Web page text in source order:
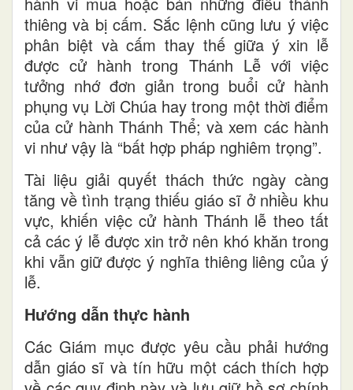
thiêng và bị cấm. Sắc lệnh cũng lưu ý việc
phân biệt và cấm thay thế giữa ý xin lễ
được cử hành trong Thánh Lễ với việc
tưởng nhớ đơn giản trong buổi cử hành
phụng vụ Lời Chúa hay trong một thời điểm
của cử hành Thánh Thể; và xem các hành
vi như vậy là “bất hợp pháp nghiêm trọng”.
Tài liệu giải quyết thách thức ngày càng
tăng về tình trạng thiếu giáo sĩ ở nhiều khu
vực, khiến việc cử hành Thánh lễ theo tất
cả các ý lễ được xin trở nên khó khăn trong
khi vẫn giữ được ý nghĩa thiêng liêng của ý
lễ.
Hướng dẫn thực hành
Các Giám mục được yêu cầu phải hướng
dẫn giáo sĩ và tín hữu một cách thích hợp